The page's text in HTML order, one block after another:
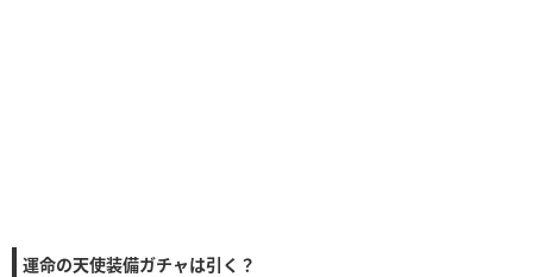
運命の天使装備ガチャは引く？